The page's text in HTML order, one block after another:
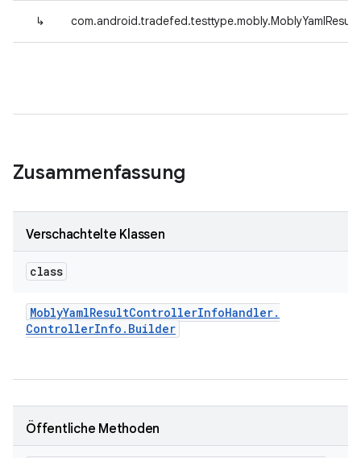
↳
Zusammenfassung
Verschachtelte Klassen
class
MoblyYamlResultControllerInfoHandler.
ControllerInfo . Builder
Öffentliche Methoden